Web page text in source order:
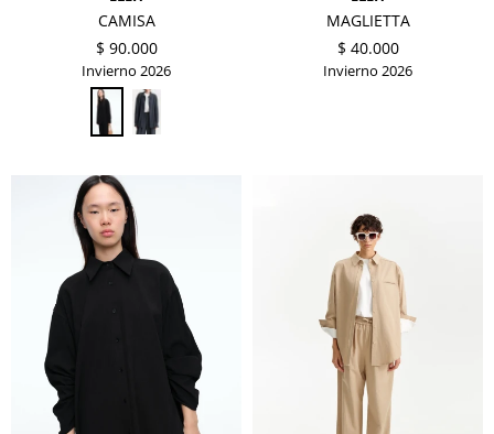
CAMISA
$ 90.000
Invierno 2026
MAGLIETTA
$ 40.000
Invierno 2026